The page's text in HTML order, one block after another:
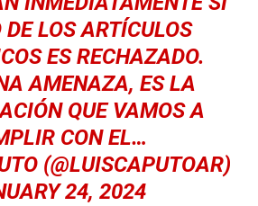
LOS ARTÍCULOS
ES RECHAZADO.
AMENAZA, ES LA
QUE VAMOS A
CON EL…
(@LUISCAPUTOAR)
24, 2024